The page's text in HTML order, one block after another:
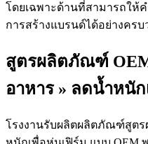
โดยเฉพาะด้านที่สามารถให้
การสร้างแบรนด์ได้อย่างครบ
สูตรผลิตภัณฑ์
อาหาร » ลดน้ำหนั
โรงงานรับผลิตผลิตภัณฑ์สูต